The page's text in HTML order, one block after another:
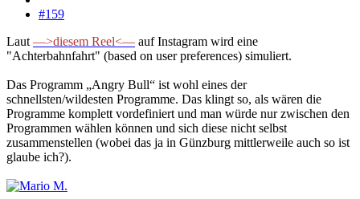
#159
Laut —>diesem Reel<— auf Instagram wird eine
"Achterbahnfahrt" (based on user preferences) simuliert.
Das Programm „Angry Bull“ ist wohl eines der
schnellsten/wildesten Programme. Das klingt so, als wären die
Programme komplett vordefiniert und man würde nur zwischen den
Programmen wählen können und sich diese nicht selbst
zusammenstellen (wobei das ja in Günzburg mittlerweile auch so ist
glaube ich?).